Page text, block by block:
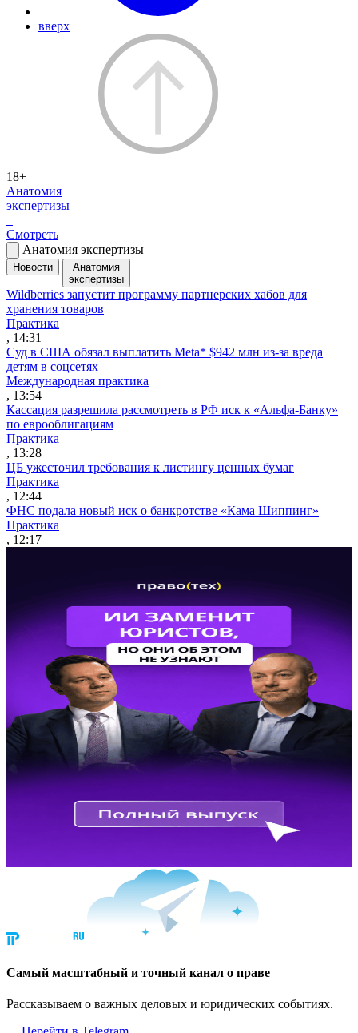
вверх
18+
Анатомия
экспертизы
Смотреть
Анатомия экспертизы
Новости
Анатомия
экспертизы
Wildberries запустит программу партнерских хабов для
хранения товаров
Практика
, 14:31
Суд в США обязал выплатить Meta* $942 млн из-за вреда
детям в соцсетях
Международная практика
, 13:54
Кассация разрешила рассмотреть в РФ иск к «Альфа-Банку»
по еврооблигациям
Практика
, 13:28
ЦБ ужесточил требования к листингу ценных бумаг
Практика
, 12:44
ФНС подала новый иск о банкротстве «Кама Шиппинг»
Практика
, 12:17
Cамый масштабный и точный канал о праве
Рассказываем о важных деловых и юридических событиях.